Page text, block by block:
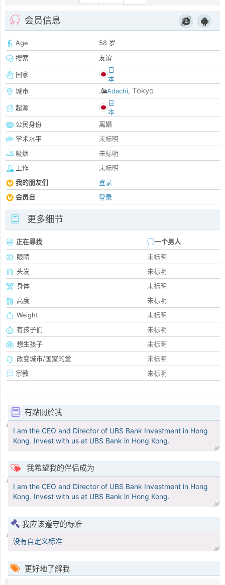
会员信息
Age
58 岁
搜索
友谊
国家
日
本
城市
Adachi, Tokyo
起源
日
本
公民身份
离婚
学术水平
未标明
吸烟
未标明
工作
未标明
我的朋友们
登录
会员自
登录
更多细节
正在尋找
一个男人
眼睛
未标明
头发
未标明
身体
未标明
高度
未标明
Weight
未标明
有孩子们
未标明
想生孩子
未标明
改变城市/国家的爱
未标明
宗教
未标明
有點關於我
I am the CEO and Director of UBS Bank Investment in Hong
Kong. Invest with us at UBS Bank in Hong Kong.
我希望我的伴侣成为
I am the CEO and Director of UBS Bank Investment in Hong
Kong. Invest with us at UBS Bank in Hong Kong.
我应该遵守的标准
没有自定义标准
更好地了解我